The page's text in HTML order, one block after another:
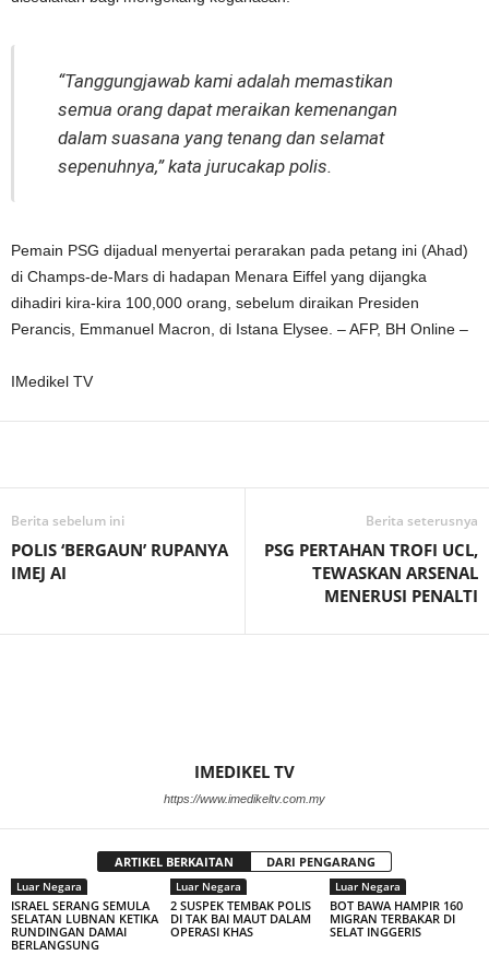
“Tanggungjawab kami adalah memastikan
semua orang dapat meraikan kemenangan
dalam suasana yang tenang dan selamat
sepenuhnya,” kata jurucakap polis.
Pemain PSG dijadual menyertai perarakan pada petang ini (Ahad)
di Champs-de-Mars di hadapan Menara Eiffel yang dijangka
dihadiri kira-kira 100,000 orang, sebelum diraikan Presiden
Perancis, Emmanuel Macron, di Istana Elysee. – AFP, BH Online –
IMedikel TV
Berita sebelum ini
POLIS ‘BERGAUN’ RUPANYA
IMEJ AI
Berita seterusnya
PSG PERTAHAN TROFI UCL,
TEWASKAN ARSENAL
MENERUSI PENALTI
IMEDIKEL TV
https://www.imedikeltv.com.my
ARTIKEL BERKAITAN DARI PENGARANG
Luar Negara
ISRAEL SERANG SEMULA
SELATAN LUBNAN KETIKA
RUNDINGAN DAMAI
BERLANGSUNG
Luar Negara
2 SUSPEK TEMBAK POLIS
DI TAK BAI MAUT DALAM
OPERASI KHAS
Luar Negara
BOT BAWA HAMPIR 160
MIGRAN TERBAKAR DI
SELAT INGGERIS